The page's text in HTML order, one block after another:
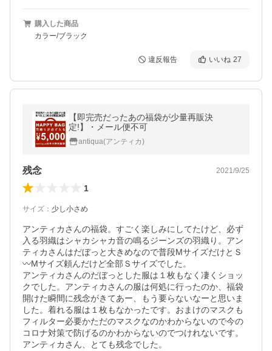
購入した商品
カラー/ブラック
違反報告 いいね 27
【即完売だったあの福袋が少量再販決
定!】・メール便不可
antiqua(アンティカ)
残念 2021/9/25
1
サイズ ： 少し小さめ
アンティカさんの福袋。すごく楽しみにしてたけど、必ず
入る羽織はシャカシャカ音の鳴るジーンズの羽織り。アン
ティカさんはだぼっと大きめなので普段MサイズだけとＳ
〰️Mサイズ頼んだけど全部Ｓサイズでした。
アンティカさんのだぼっとした服は１枚もなく凄くショッ
クでした。アンティカさんの服は何処に行ったのか、福袋
開けた瞬間に残念がきてあー、もう要らないなーと思いま
した。着れる服は１枚もなかったです。おまけのマスクも
フィルター必要かただのマスクなのかわからないので今の
コロナ対策で防げるのかわからないのでつけれないです。
アンティカさん、とても残念でした。